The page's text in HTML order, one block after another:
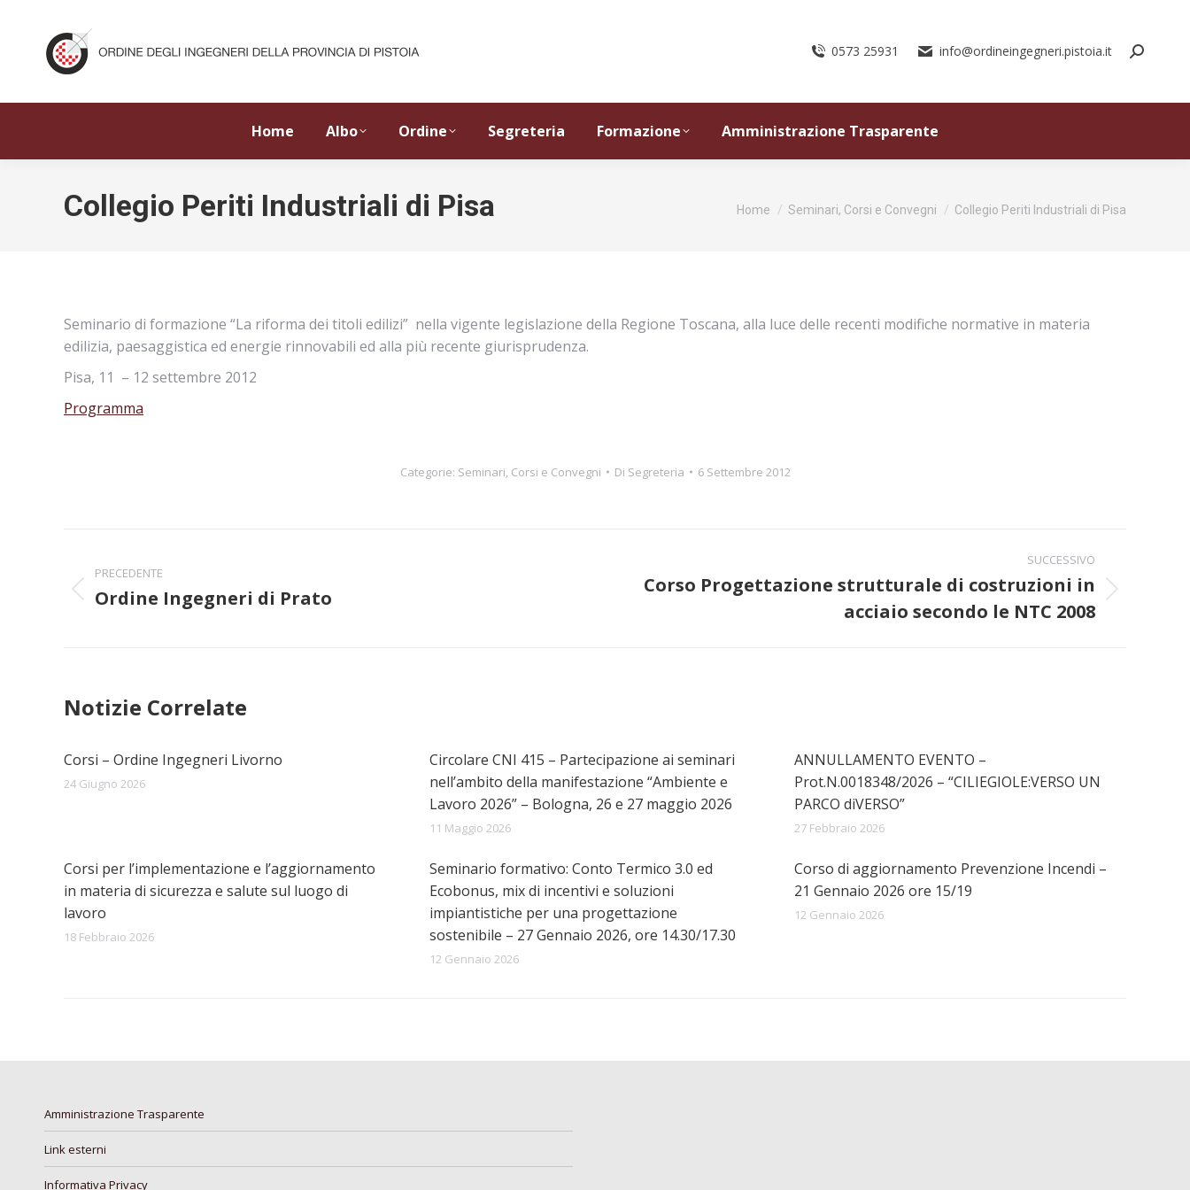
0573 25931 info@ordineingegneri.pistoia.it
Home Albo Ordine Segreteria Formazione Amministrazione Trasparente
Collegio Periti Industriali di Pisa Tu sei qui:
Home Seminari, Corsi e Convegni Collegio Periti Industriali di Pisa
Seminario di formazione “La riforma dei titoli edilizi” nella vigente legislazione della Regione Toscana, alla luce delle recenti modifiche normative in materia
edilizia, paesaggistica ed energie rinnovabili ed alla più recente giurisprudenza.
Pisa, 11 – 12 settembre 2012
Programma
Categorie: Seminari, Corsi e Convegni Di Segreteria 6 Settembre 2012
traPRECEDENTE
Post
Ordine Ingegneri di Prato
SUCCESSIVO
Prossimo
Corso Progettazione strutturale di costruzioni in
acciaio secondo le NTC 2008
Notizie Correlate
Corsi – Ordine Ingegneri Livorno
24 Giugno 2026
Circolare CNI 415 – Partecipazione ai seminari
nell’ambito della manifestazione “Ambiente e
Lavoro 2026” – Bologna, 26 e 27 maggio 2026
11 Maggio 2026
ANNULLAMENTO EVENTO –
Prot.N.0018348/2026 – “CILIEGIOLE:VERSO UN
PARCO diVERSO”
27 Febbraio 2026
Corsi per l’implementazione e l’aggiornamento
in materia di sicurezza e salute sul luogo di
lavoro
18 Febbraio 2026
Seminario formativo: Conto Termico 3.0 ed
Ecobonus, mix di incentivi e soluzioni
impiantistiche per una progettazione
sostenibile – 27 Gennaio 2026, ore 14.30/17.30
12 Gennaio 2026
Corso di aggiornamento Prevenzione Incendi –
21 Gennaio 2026 ore 15/19
12 Gennaio 2026
Amministrazione Trasparente
Link esterni
Informativa Privacy